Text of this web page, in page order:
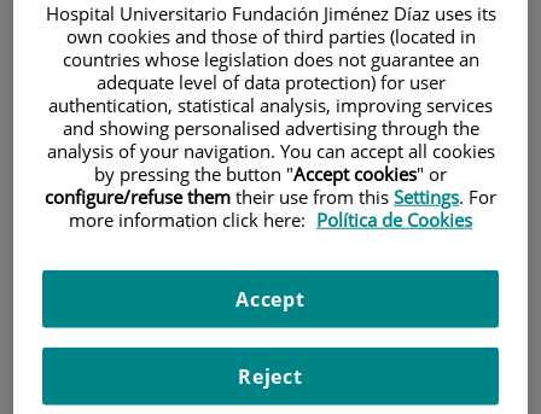
Pacientes y visitantes
Investigación
Hospital Universitario Fundación Jiménez Díaz uses its
own cookies and those of third parties (located in
countries whose legislation does not guarantee an
adequate level of data protection) for user
authentication, statistical analysis, improving services
and showing personalised advertising through the
analysis of your navigation. You can accept all cookies
by pressing the button "Accept cookies" or
configure/refuse them their use from this Settings. For
more information click here: Política de Cookies
Reject
Accept